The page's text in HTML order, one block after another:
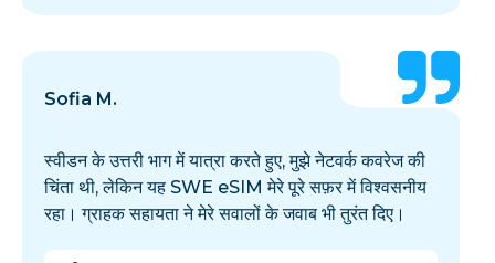
Sofia M.
स्वीडन के उत्तरी भाग में यात्रा करते हुए, मुझे नेटवर्क कवरेज की
चिंता थी, लेकिन यह SWE eSIM मेरे पूरे सफ़र में विश्वसनीय
रहा। ग्राहक सहायता ने मेरे सवालों के जवाब भी तुरंत दिए।